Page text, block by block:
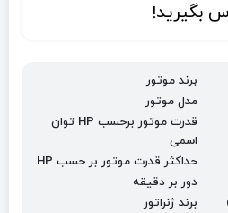
بگیرید!
برند موتور
مدل موتور
قدرت موتور برحسب HP توان
اسمی
حداکثر قدرت موتور بر حسب HP
دور بر دقیقه
برند ژنراتور